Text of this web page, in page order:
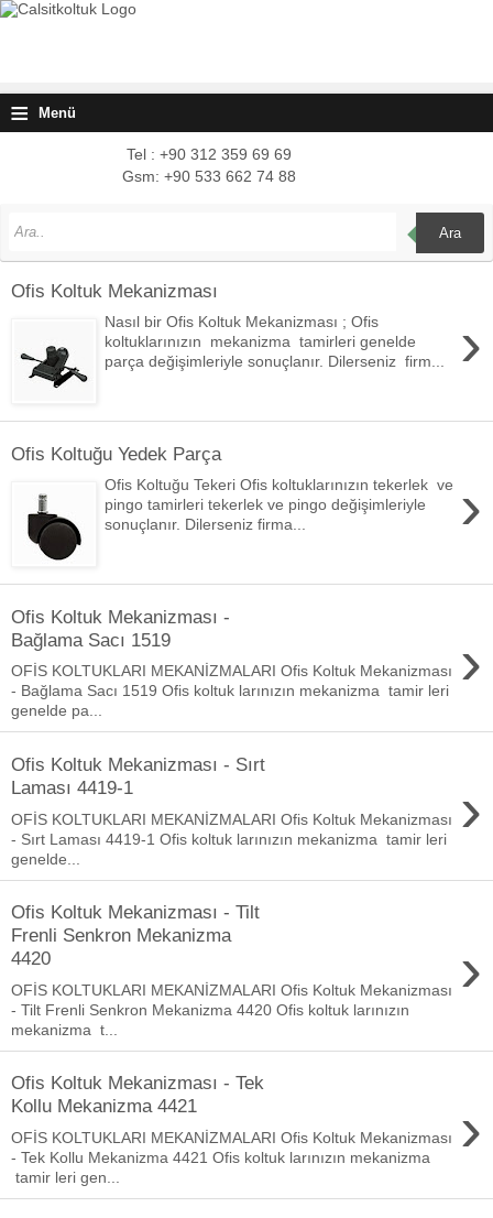
≡ Menü
Tel : +90 312 359 69 69
Gsm: +90 533 662 74 88
Ara
Ofis Koltuk Mekanizması
›
Nasıl bir Ofis Koltuk Mekanizması ; Ofis
koltuklarınızın mekanizma tamirleri genelde
parça değişimleriyle sonuçlanır. Dilerseniz firm...
Ofis Koltuğu Yedek Parça
›
Ofis Koltuğu Tekeri Ofis koltuklarınızın tekerlek ve
pingo tamirleri tekerlek ve pingo değişimleriyle
sonuçlanır. Dilerseniz firma...
Ofis Koltuk Mekanizması -
Bağlama Sacı 1519
›
OFİS KOLTUKLARI MEKANİZMALARI Ofis Koltuk Mekanizması
- Bağlama Sacı 1519 Ofis koltuk larınızın mekanizma tamir leri
genelde pa...
Ofis Koltuk Mekanizması - Sırt
Laması 4419-1
›
OFİS KOLTUKLARI MEKANİZMALARI Ofis Koltuk Mekanizması
- Sırt Laması 4419-1 Ofis koltuk larınızın mekanizma tamir leri
genelde...
Ofis Koltuk Mekanizması - Tilt
Frenli Senkron Mekanizma
4420
›
OFİS KOLTUKLARI MEKANİZMALARI Ofis Koltuk Mekanizması
- Tilt Frenli Senkron Mekanizma 4420 Ofis koltuk larınızın
mekanizma t...
Ofis Koltuk Mekanizması - Tek
Kollu Mekanizma 4421
›
OFİS KOLTUKLARI MEKANİZMALARI Ofis Koltuk Mekanizması
- Tek Kollu Mekanizma 4421 Ofis koltuk larınızın mekanizma
tamir leri gen...